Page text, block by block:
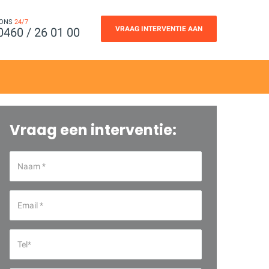
24/7
/ 26 01 00 VRAAG INTERVENTIE AAN
Vraag een interventie: